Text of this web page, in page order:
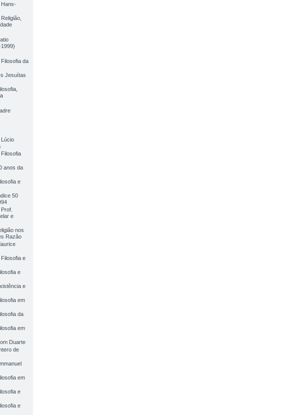
Hans-
da
Jesuítas
Lúcio
anos da
e
50
e
nos
Razão
e
e
e
em
da
em
Duarte
de
em
e
e